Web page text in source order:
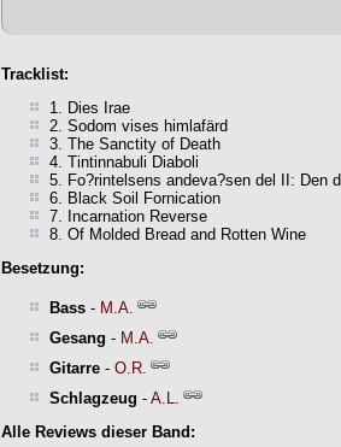
Tracklist:
1. Dies Irae
2. Sodom vises himlafärd
3. The Sanctity of Death
4. Tintinnabuli Diaboli
5. Fo?rintelsens andeva?sen del II: Den
6. Black Soil Fornication
7. Incarnation Reverse
8. Of Molded Bread and Rotten Wine
Besetzung:
Bass - M.A.
Gesang - M.A.
Gitarre - O.R.
Schlagzeug - A.L.
Alle Reviews dieser Band: